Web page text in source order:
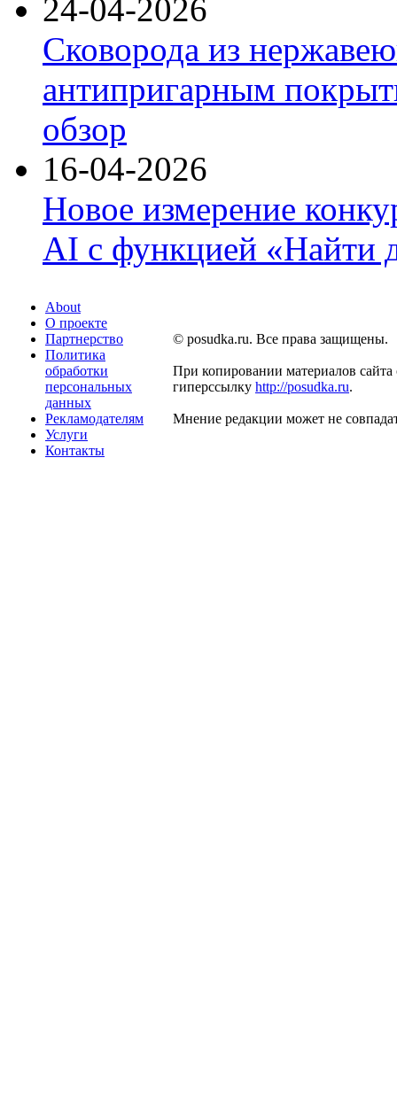
24-04-2026
Сковорода из
антипригарным
обзор
16-04-2026
Новое измерение
AI с функцией «Найти
About
О проекте
Партнерство
Политика
обработки
персональных
данных
Рекламодателям
Услуги
Контакты
© posudka.ru. Все права защищены.
При копировании материалов сайта
гиперссылку http://posudka.ru.
Мнение редакции может не